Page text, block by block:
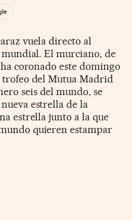
vuela directo al
El murciano, de
ha coronado este domingo
del Mutua Madrid
seis del mundo, se
estrella de la
estrella junto a la que
quieren estampar